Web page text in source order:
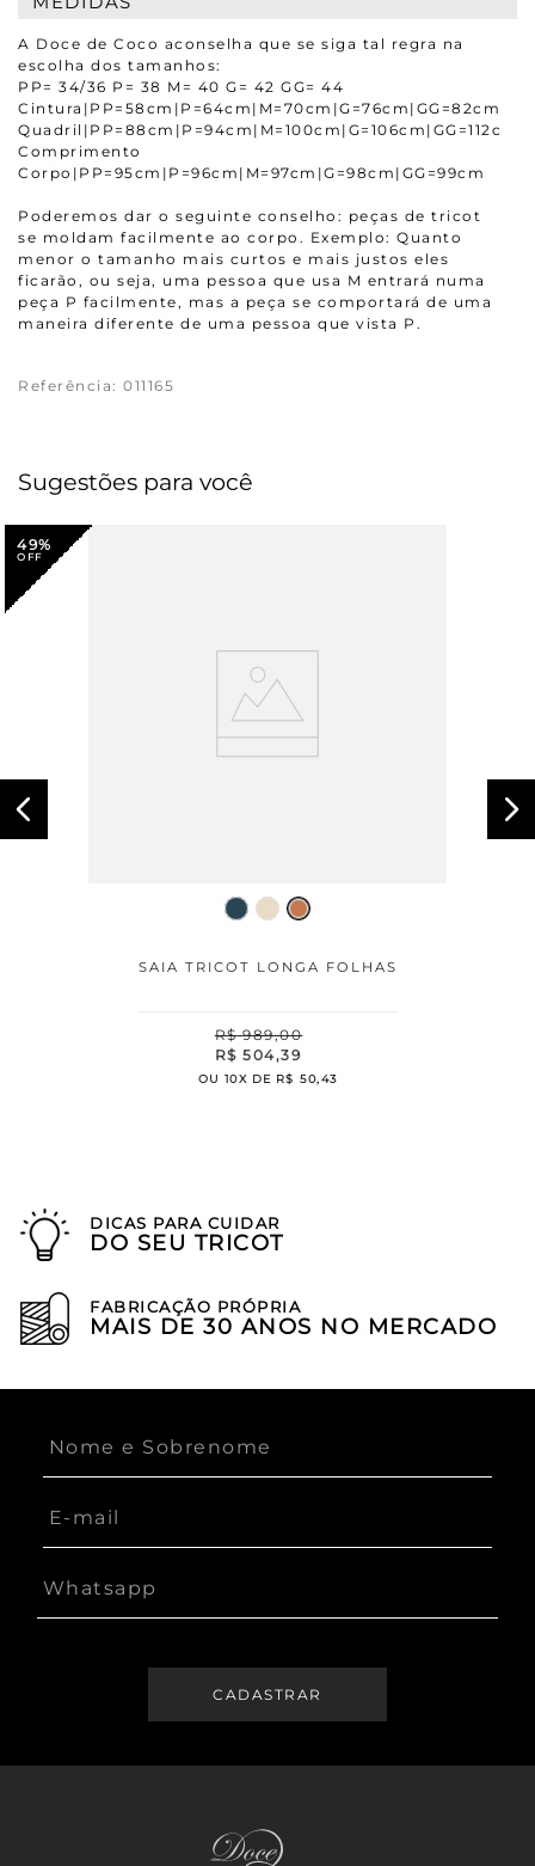
A Doce de Coco aconselha que se siga tal regra na
escolha dos tamanhos:
PP= 34/36 P= 38 M= 40 G= 42 GG= 44
Cintura|PP=58cm|P=64cm|M=70cm|G=76cm|GG=82cm
Quadril|PP=88cm|P=94cm|M=100cm|G=106cm|GG=112cm
Comprimento
Corpo|PP=95cm|P=96cm|M=97cm|G=98cm|GG=99cm
Poderemos dar o seguinte conselho: peças de tricot
se moldam facilmente ao corpo. Exemplo: Quanto
menor o tamanho mais curtos e mais justos eles
ficarão, ou seja, uma pessoa que usa M entrará numa
peça P facilmente, mas a peça se comportará de uma
maneira diferente de uma pessoa que vista P.
Referência: 011165
Sugestões para você
49%
SAIA TRICOT LONGA FOLHAS
R$ 989,00
R$ 504,39
OU 10X DE R$ 50,43
DICAS PARA CUIDAR
DO SEU TRICOT
FABRICAÇÃO PRÓPRIA
MAIS DE 30 ANOS NO MERCADO